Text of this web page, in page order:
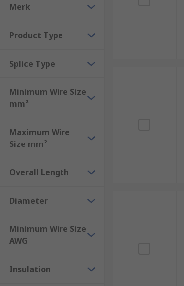
Merk
Product Type
Splice Type
Minimum Wire Size
mm²
Maximum Wire
Size mm²
Overall Length
Diameter
Minimum Wire Size
AWG
Insulation